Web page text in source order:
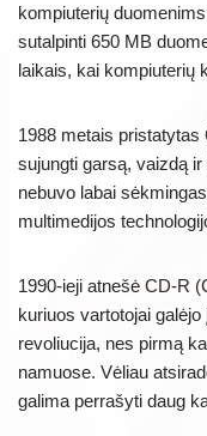
kompiuterių
sutalpinti 650 MB
laikais, kai kompiuterių
1988 metais
sujungti garsą, vaizdą
nebuvo labai
multimedijos
1990-ieji atnešė CD-R
kuriuos vartotojai
revoliucija, nes pirmą
namuose. Vėliau
galima perrašyti daug